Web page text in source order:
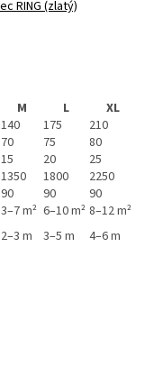
RING (zlatý)
M L
XL
140 175
210
70 75
80
15 20
25
1350 1800
2250
90 90
90
3–7 m² 6–10 m² 8–12 m²
2–3 m 3–5 m 4–6 m